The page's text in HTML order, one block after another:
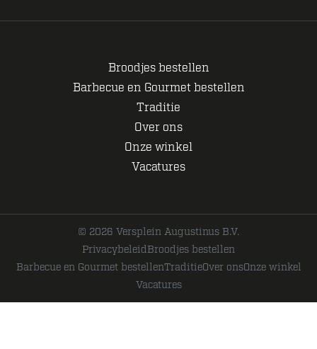
Broodjes bestellen
Barbecue en Gourmet bestellen
Traditie
Over ons
Onze winkel
Vacatures
© 2026 Versplein Augustinus B.V.
PrivacybeleidBroodjes bestellen
Barbecue en Gourmet bestellenTraditieOver onsOnze winkel
Vacatures